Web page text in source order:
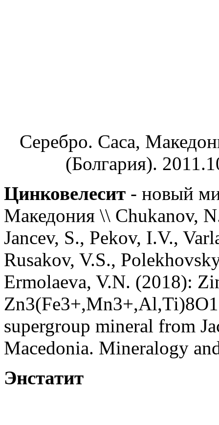
Серебро. Саса,
(Болгария).
Цинковелесит - новый
Македония \\ Chukanov,
Jancev, S., Pekov, I.V.,
Rusakov, V.S.,
Ermolaeva, V.N. (2018):
supergroup mineral from
Macedonia. Mineralogy
Энстатит